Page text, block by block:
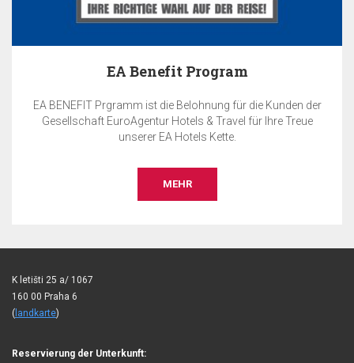
EA Benefit Program
EA BENEFIT Prgramm ist die Belohnung für die Kunden der
Gesellschaft EuroAgentur Hotels & Travel für Ihre Treue
unserer EA Hotels Kette.
MEHR
K letišti 25 a/ 1067
160 00 Praha 6
( landkarte)
Reservierung der Unterkunft: